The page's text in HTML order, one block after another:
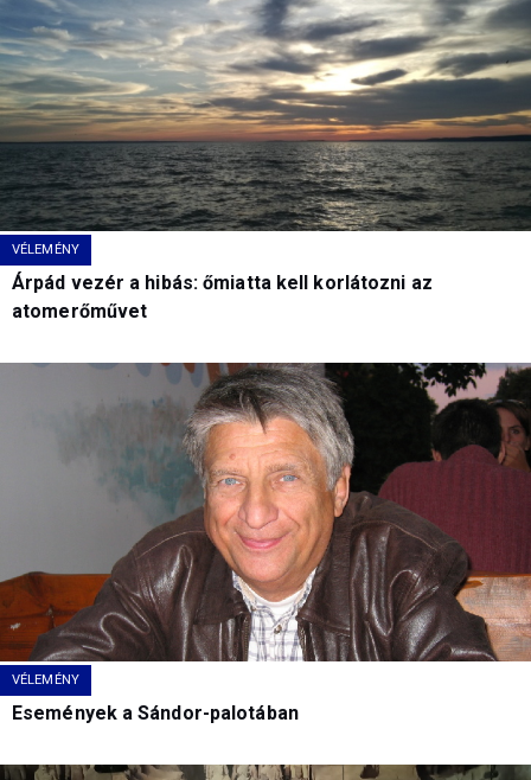
VÉLEMÉNY
Árpád vezér a hibás: őmiatta kell korlátozni az
atomerőművet
VÉLEMÉNY
Események a Sándor-palotában